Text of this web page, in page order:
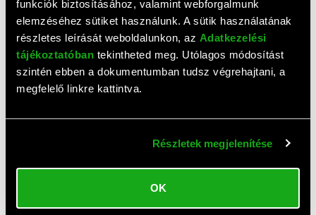
funkciók biztosításához, valamint webforgalmunk
elemzéséhez sütiket használunk. A sütik használatának
részletes leírását weboldalunkon, az Adatkezelési
tájékoztatóban tekintheted meg. Utólagos módosítást
szintén ebben a dokumentumban tudsz végrehajtani, a
megfelelő linkre kattintva.
Részletek megjelenítése
OK
Kiegészítő